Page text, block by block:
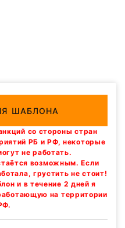
ШАБЛОНА
со стороны стран
РБ и РФ, некоторые
не работать.
возможным. Если
грустить не стоит!
и в течение 2 дней я
на территории